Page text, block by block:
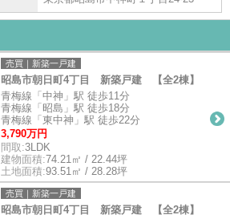
売買｜新築一戸建
昭島市朝日町4丁目 新築戸建 【全2棟】
青梅線「中神」駅 徒歩11分
青梅線「昭島」駅 徒歩18分
青梅線「東中神」駅 徒歩22分
3,790万円
間取:3LDK
建物面積:74.21㎡ / 22.44坪
土地面積:93.51㎡ / 28.28坪
売買｜新築一戸建
昭島市朝日町4丁目 新築戸建 【全2棟】